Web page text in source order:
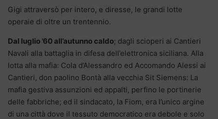
Gigi attraversò per intero, e diresse, le grandi lotte
operaie di oltre un trentennio.
Dal luglio ’60 all’autunno caldo; dagli scioperi ai Cantieri
Navali alla battaglia in difesa dell’elettronica siciliana. Alla
lotta alla mafia: Cola d’Alessandro ed Accomando Alessi ai
Cantieri, don paolino Bontà alla vecchia Sit Siemens: La
mafia gestiva assunzioni ed appalti, perfino le portinerie
delle fabbriche; ed il sindacato, la Fiom, era l’unico argine
di una città dove il tessuto democratico era debole e solo